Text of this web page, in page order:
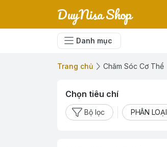
DuyNisa Shop
Danh mục
Trang chủ Chăm Sóc Cơ Thể
Chọn tiêu chí
Bộ lọc PHÂN LOẠI